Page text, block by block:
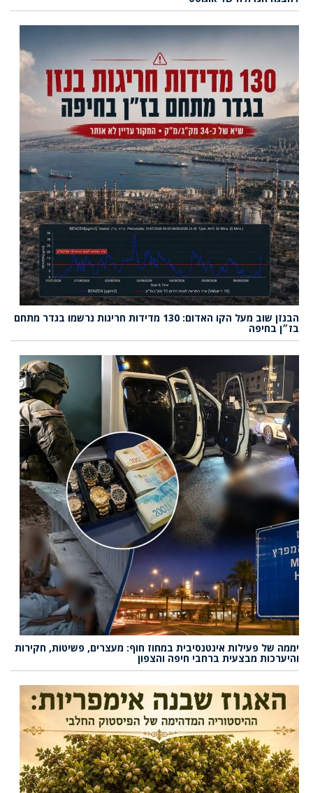
הבנזן שוב מעל הקו האדום: 130 מדידות חריגות נרשמו בגדר מתחם
בז״ן בחיפה
יממה של פעילות אינטנסיבית במחוז חוף: מעצרים, פשיטות, חקירות
והיערכות מבצעית ברחבי חיפה והצפון